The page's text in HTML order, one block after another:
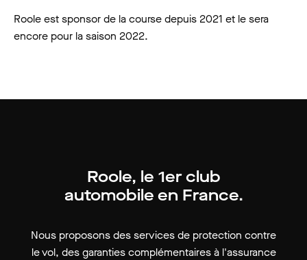
Roole est sponsor de la course depuis 2021 et le sera
encore pour la saison 2022.
Roole, le 1er club
automobile en France.
Nous proposons des services de protection contre
le vol, des garanties complémentaires à l'assurance